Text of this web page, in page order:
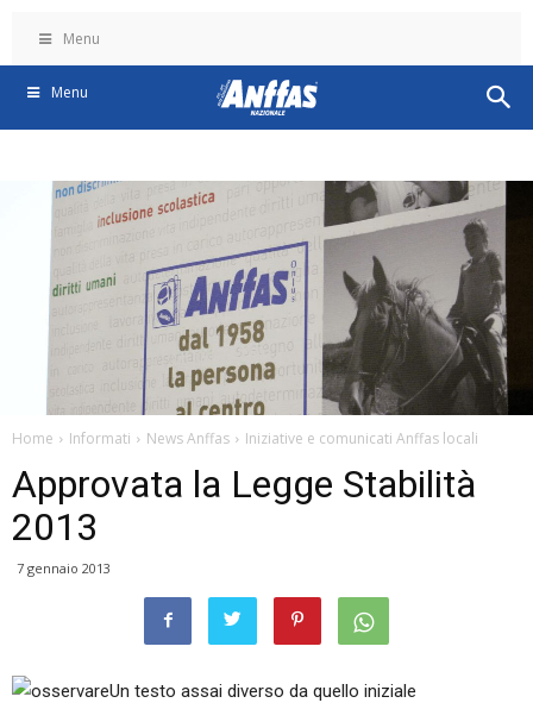
Menu
Menu
Home Informati News Anffas Iniziative e comunicati Anffas locali
Approvata la Legge Stabilità
2013
7 gennaio 2013
Un testo assai diverso da quello iniziale